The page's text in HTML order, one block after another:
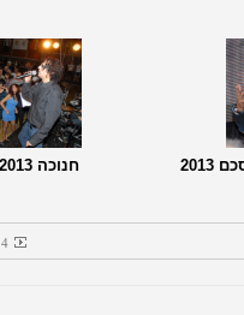
מצעד הריקודים השנתי המסכם 2013
חנוכה 2013 בכפר סבא
4